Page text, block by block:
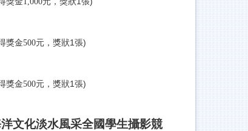
獎金500元，獎狀1張)
獎金500元，獎狀1張)
文化淡水風采全國學生攝影競